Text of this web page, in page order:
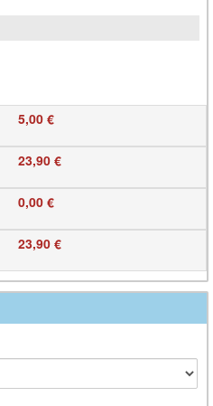
5,00 €
23,90 €
0,00 €
23,90 €